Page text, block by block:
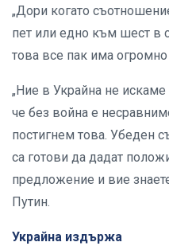
„Дори когато
пет или едно към шест в
това все пак има огромно
„Ние в Украйна не
че без война е
постигнем това. Убеден
са готови да дадат
предложение и вие
Путин.
Украйна издържа